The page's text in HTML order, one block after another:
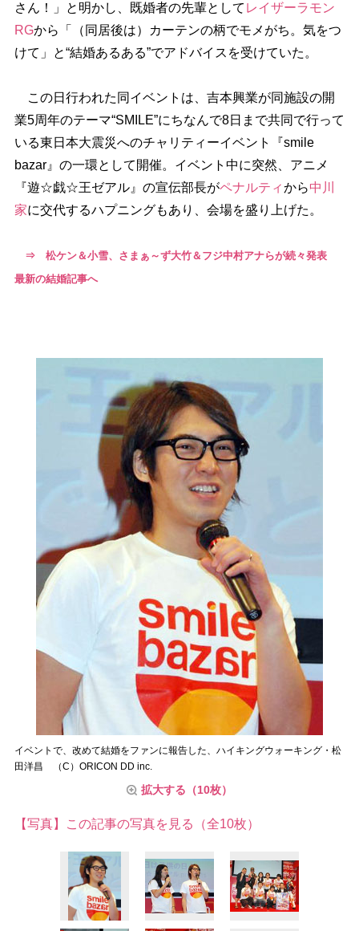
さん！」と明かし、既婚者の先輩として レイザーラモン
RGから「（同居後は）カーテンの柄でモメがち。気をつ
けて」と“結婚あるある”でアドバイスを受けていた。
この日行われた同イベントは、吉本興業が同施設の開
業5周年のテーマ“SMILE”にちなんで8日まで共同で行って
いる東日本大震災へのチャリティーイベント『smile
bazar』の一環として開催。イベント中に突然、アニメ
『遊☆戯☆王ゼアル』の宣伝部長がペナルティから中川
家に交代するハプニングもあり、会場を盛り上げた。
⇒ 松ケン＆小雪、さまぁ～ず大竹＆フジ中村アナらが続々発表
最新の結婚記事へ
イベントで、改めて結婚をファンに報告した、ハイキングウォーキング・松
田洋昌 （C）ORICON DD inc.
拡大する（10枚）
【写真】この記事の写真を見る（全10枚）